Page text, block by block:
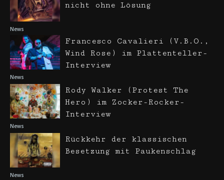
News
nicht ohne Lösung
News
Francesco Cavalieri (V.B.O.,
Wind Rose) im Plattenteller-
Interview
News
Rody Walker (Protest The
Hero) im Zocker-Rocker-
Interview
News
Rückkehr der klassischen
Besetzung mit Paukenschlag